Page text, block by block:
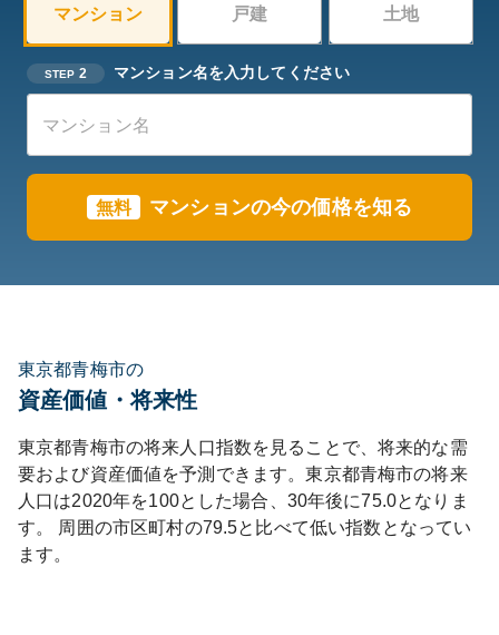
マンション 戸建 土地
STEP 2 マンション名を入力してください
無料 マンションの今の価格を知る
東京都青梅市の
資産価値・将来性
東京都青梅市の将来人口指数を見ることで、将来的な需
要および資産価値を予測できます。東京都青梅市の将来
人口は2020年を100とした場合、30年後に75.0となりま
す。
周囲の市区町村の79.5と比べて低い指数となってい
ます。